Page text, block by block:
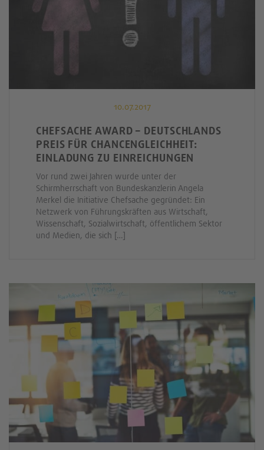
10.07.2017
CHEFSACHE AWARD – DEUTSCHLANDS
PREIS FÜR CHANCENGLEICHHEIT:
EINLADUNG ZU EINREICHUNGEN
Vor rund zwei Jahren wurde unter der
Schirmherrschaft von Bundeskanzlerin Angela
Merkel die Initiative Chefsache gegründet: Ein
Netzwerk von Führungskräften aus Wirtschaft,
Wissenschaft, Sozialwirtschaft, öffentlichem Sektor
und Medien, die sich […]